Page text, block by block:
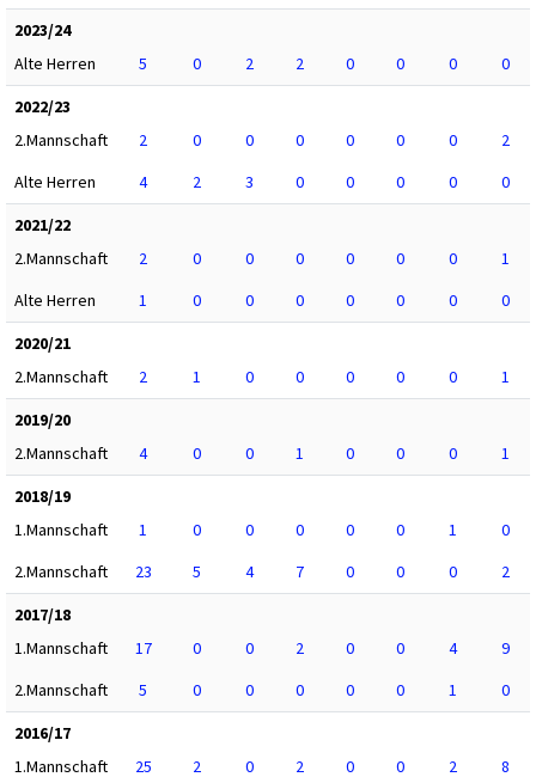
2023/24
Alte Herren
5 0 2 2 0 0 0
0
2022/23
2.Mannschaft
2 0 0 0 0 0 0
2
Alte Herren
4 2 3 0 0 0 0
0
2021/22
2.Mannschaft
2 0 0 0 0 0 0
1
Alte Herren
1 0 0 0 0 0 0
0
2020/21
2.Mannschaft
2 1 0 0 0 0 0
1
2019/20
2.Mannschaft
4 0 0 1 0 0 0
1
2018/19
1.Mannschaft
1 0 0 0 0 0 1
0
2.Mannschaft
23 5 4 7 0 0 0
2
2017/18
1.Mannschaft
17 0 0 2 0 0 4
9
2.Mannschaft
5 0 0 0 0 0 1
0
2016/17
1.Mannschaft
25 2 0 2 0 0 2
8